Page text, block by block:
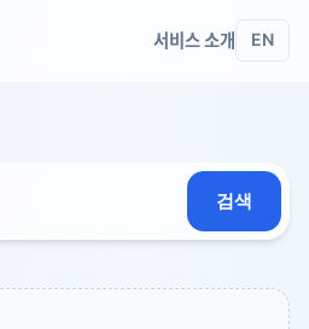
서비스 소개 EN
검색